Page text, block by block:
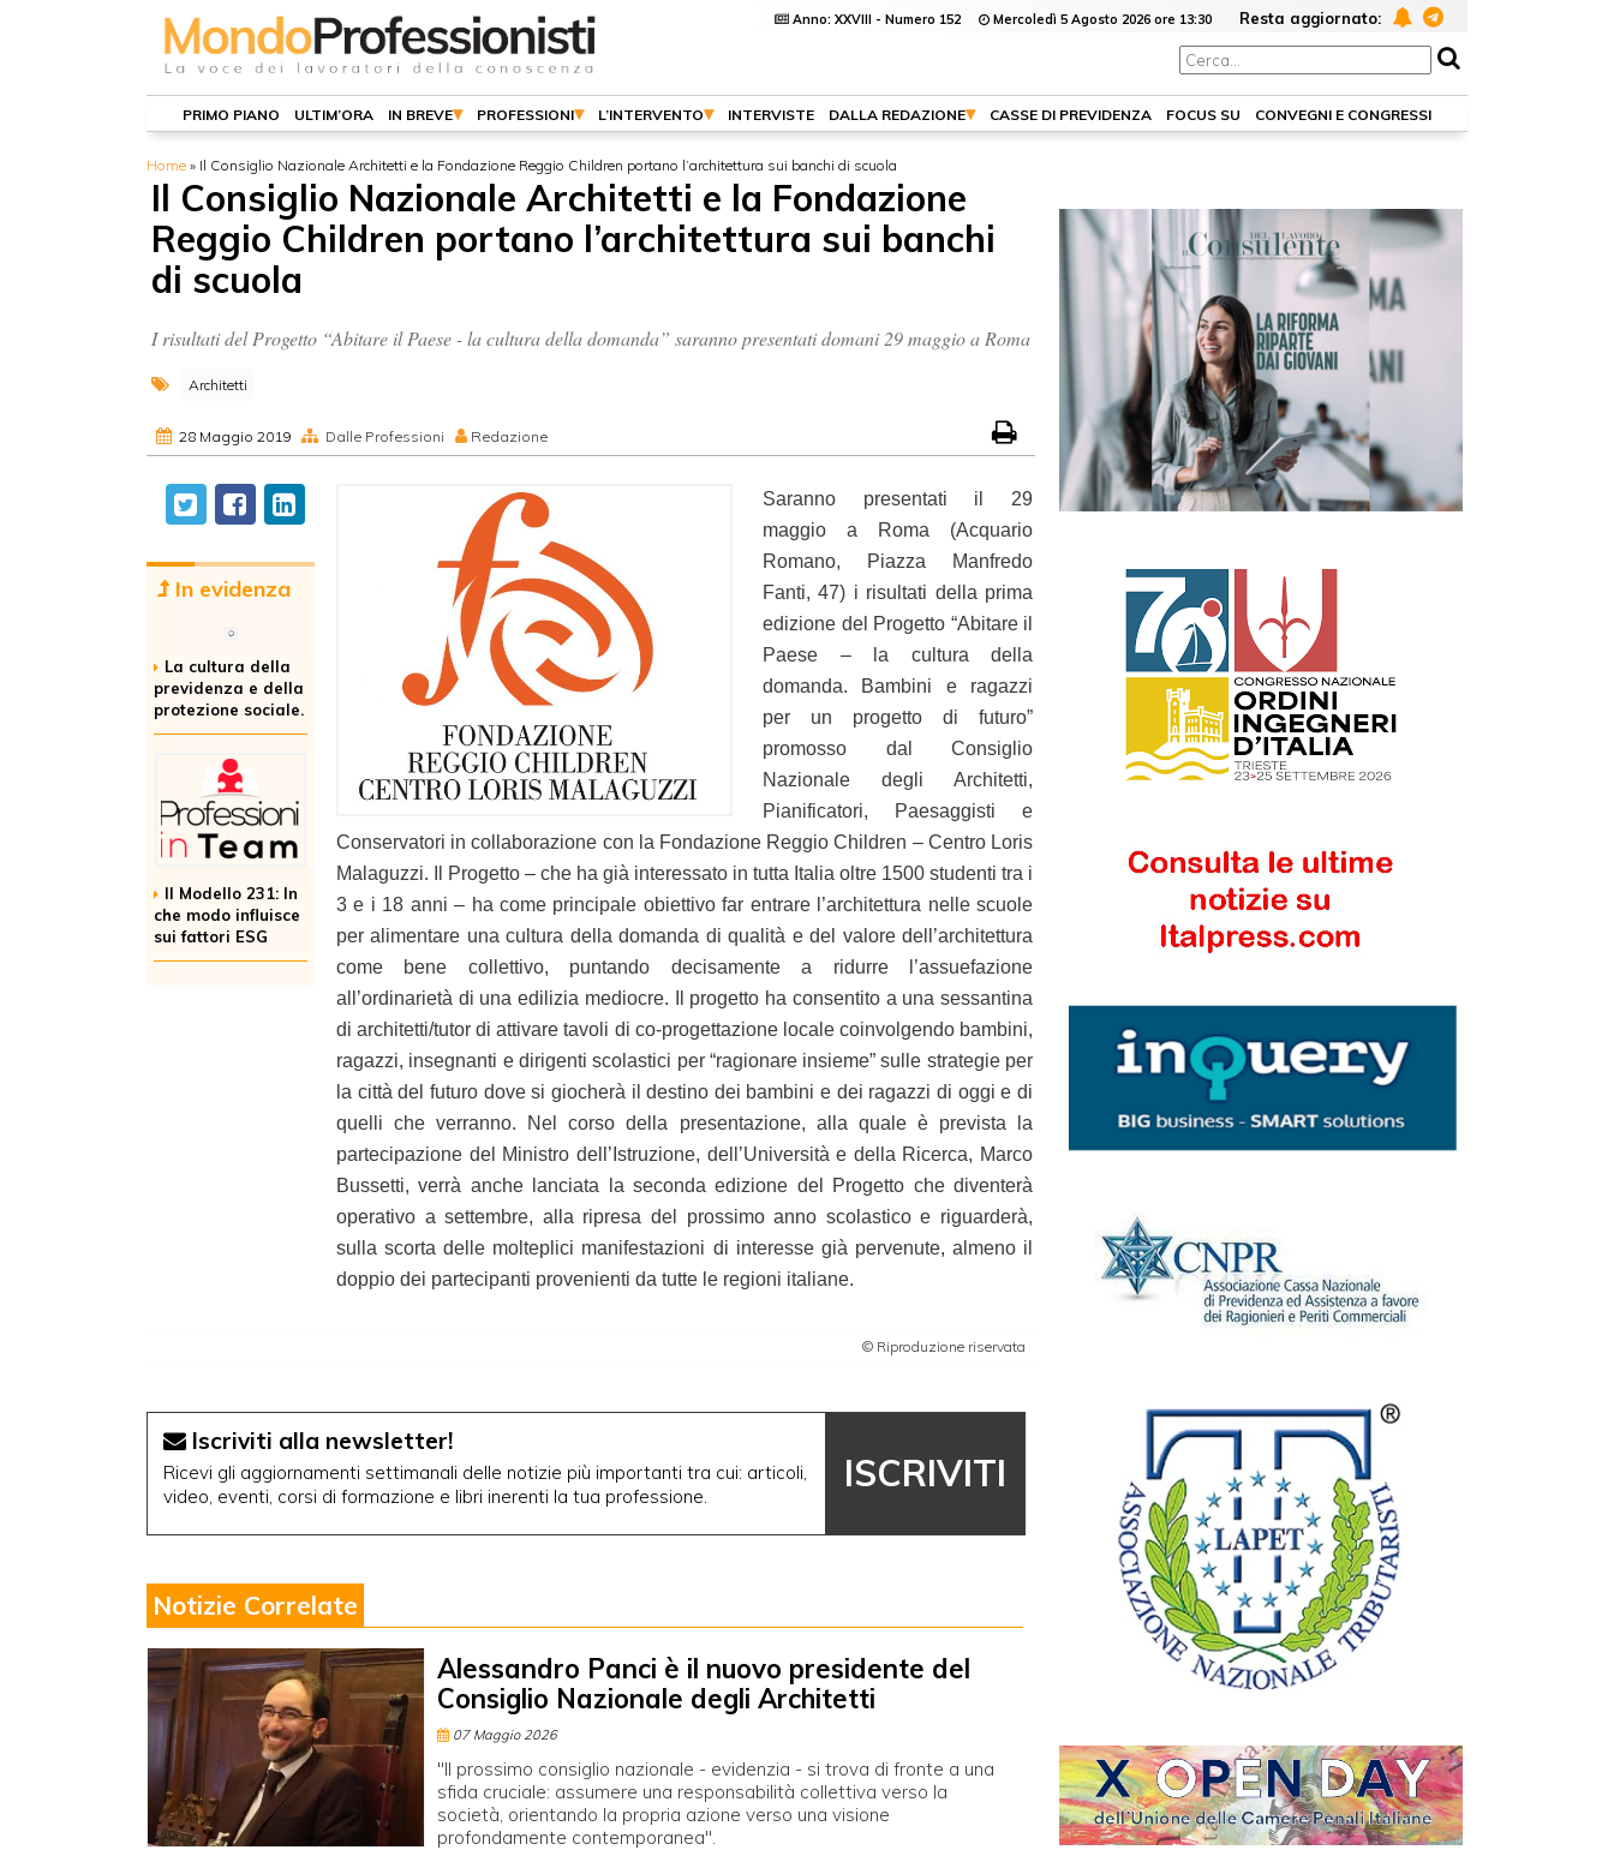
Anno: XXVIII - Numero 152 Mercoledì 5 Agosto 2026 ore 13:30 Resta aggiornato:
PRIMO PIANO ULTIM’ORA IN BREVE PROFESSIONI L’INTERVENTO INTERVISTE DALLA REDAZIONE CASSE DI PREVIDENZA FOCUS SU CONVEGNI E CONGRESSI
Home » Il Consiglio Nazionale Architetti e la Fondazione Reggio Children portano l’architettura sui banchi di scuola
Il Consiglio Nazionale Architetti e la Fondazione
Reggio Children portano l’architettura sui banchi
di scuola
I risultati del Progetto “Abitare il Paese - la cultura della domanda” saranno presentati domani 29 maggio a Roma
Architetti
28 Maggio 2019 Dalle Professioni Redazione
In evidenza
La cultura della
previdenza e della
protezione sociale.
Il Modello 231: In
che modo influisce
sui fattori ESG
Saranno presentati il 29
maggio a Roma (Acquario
Romano, Piazza Manfredo
Fanti, 47) i risultati della prima
edizione del Progetto “Abitare il
Paese – la cultura della
domanda. Bambini e ragazzi
per un progetto di futuro”
promosso dal Consiglio
Nazionale degli Architetti,
Pianificatori, Paesaggisti e
Conservatori in collaborazione con la Fondazione Reggio Children – Centro Loris
Malaguzzi. Il Progetto – che ha già interessato in tutta Italia oltre 1500 studenti tra i
3 e i 18 anni – ha come principale obiettivo far entrare l’architettura nelle scuole
per alimentare una cultura della domanda di qualità e del valore dell’architettura
come bene collettivo, puntando decisamente a ridurre l’assuefazione
all’ordinarietà di una edilizia mediocre. Il progetto ha consentito a una sessantina
di architetti/tutor di attivare tavoli di co-progettazione locale coinvolgendo bambini,
ragazzi, insegnanti e dirigenti scolastici per “ragionare insieme” sulle strategie per
la città del futuro dove si giocherà il destino dei bambini e dei ragazzi di oggi e di
quelli che verranno. Nel corso della presentazione, alla quale è prevista la
partecipazione del Ministro dell’Istruzione, dell’Università e della Ricerca, Marco
Bussetti, verrà anche lanciata la seconda edizione del Progetto che diventerà
operativo a settembre, alla ripresa del prossimo anno scolastico e riguarderà,
sulla scorta delle molteplici manifestazioni di interesse già pervenute, almeno il
doppio dei partecipanti provenienti da tutte le regioni italiane.
© Riproduzione riservata
Iscriviti alla newsletter!
Ricevi gli aggiornamenti settimanali delle notizie più importanti tra cui: articoli,
video, eventi, corsi di formazione e libri inerenti la tua professione.
ISCRIVITI
Notizie Correlate
Alessandro Panci è il nuovo presidente del
Consiglio Nazionale degli Architetti
07 Maggio 2026
"Il prossimo consiglio nazionale - evidenzia - si trova di fronte a una
sfida cruciale: assumere una responsabilità collettiva verso la
società, orientando la propria azione verso una visione
profondamente contemporanea".